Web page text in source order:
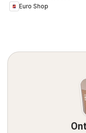
Euro Shop